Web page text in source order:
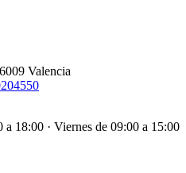
Valencia
18:00 · Viernes de 09:00 a 15:00